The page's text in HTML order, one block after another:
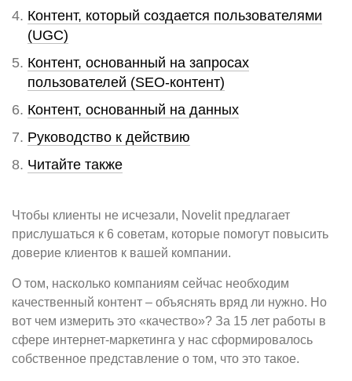
Контент, который создается пользователями
(UGC)
Контент, основанный на запросах
пользователей (SEO-контент)
Контент, основанный на данных
Руководство к действию
Читайте также
Чтобы клиенты не исчезали, Novelit предлагает
прислушаться к 6 советам, которые помогут повысить
доверие клиентов к вашей компании.
О том, насколько компаниям сейчас необходим
качественный контент – объяснять вряд ли нужно. Но
вот чем измерить это «качество»? За 15 лет работы в
сфере интернет-маркетинга у нас сформировалось
собственное представление о том, что это такое.